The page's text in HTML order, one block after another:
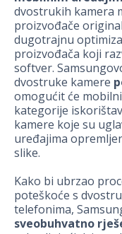
dvostrukih kamera
proizvođače
dugotrajnu
proizvođača koji
softver.
dvostruke kamere
omogućit će
kategorije
kamere koje su
uređajima
slike.
Kako bi ubrzao
poteškoće s
telefonima,
sveobuhvatno